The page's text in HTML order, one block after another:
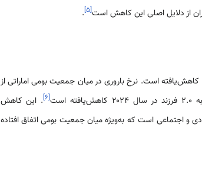
از دلایل اصلی این کاهش است[۵]
.
تعداد تولدها در سال ۲۰۲۴ کاهش‌یافته است. نرخ باروری در میان جمعیت بومی اماراتی از
[۶]. این کاهش
و اجتماعی است که به‌ویژه میان جمعیت بومی اتفاق افتاده